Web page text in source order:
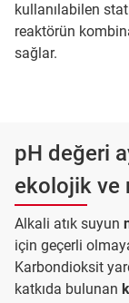
kullanılabilen
reaktörün
sağlar.
pH değeri
ekolojik ve
Alkali atık suyun
için geçerli
Karbondioksit
katkıda bulunan